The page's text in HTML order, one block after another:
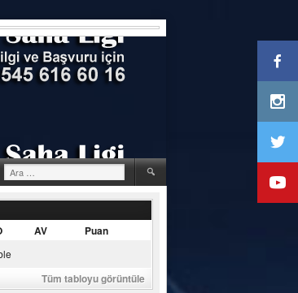
Arama:
AV Puan
Tüm tabloyu görüntüle